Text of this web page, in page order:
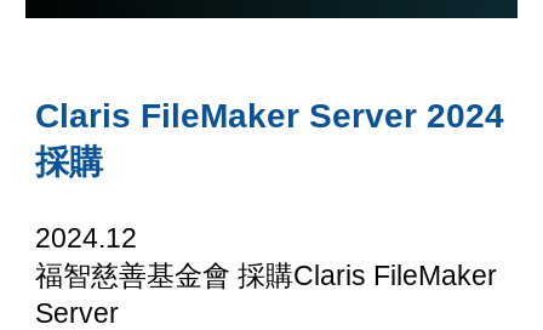
Claris FileMaker Server 2024
採購
2024.12
福智慈善基金會 採購Claris FileMaker
Server